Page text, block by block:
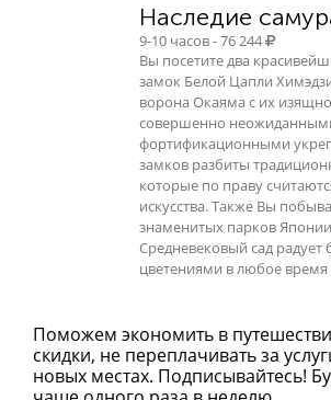
Наследие
9-10 часов - 76 244
Вы посетите два
замок Белой Цапли
ворона Окаяма с их
совершенно
фортификационными
замков разбиты
которые по праву
искусства. Также Вы
знаменитых парков
Средневековый сад
цветениями в любое время
Поможем экономить в
скидки, не переплачивать за
новых местах. Подписывайтесь!